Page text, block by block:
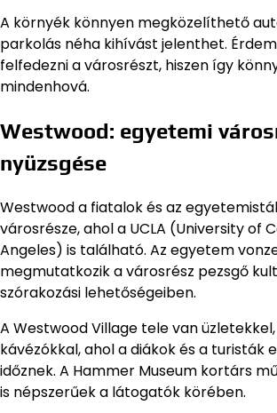
A környék könnyen megközelíthető
parkolás néha kihívást jelenthet.
felfedezni a városrészt, hiszen így
mindenhová.
Westwood: egyetemi
nyüzsgése
Westwood a fiatalok és az
városrésze, ahol a UCLA (University of
Angeles) is található. Az egyetem
megmutatkozik a városrész pezsgő
szórakozási lehetőségeiben.
A Westwood Village tele van
kávézókkal, ahol a diákok és a turisták
időznek. A Hammer Museum kortárs
is népszerűek a látogatók körében.